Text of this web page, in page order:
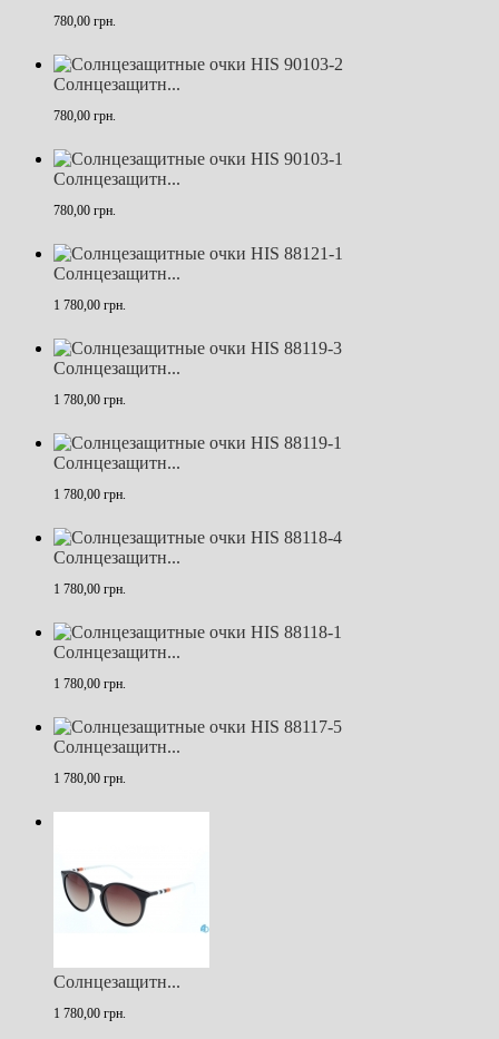
780,00 грн.
Солнцезащитн...
780,00 грн.
Солнцезащитн...
780,00 грн.
Солнцезащитн...
1 780,00 грн.
Солнцезащитн...
1 780,00 грн.
Солнцезащитн...
1 780,00 грн.
Солнцезащитн...
1 780,00 грн.
Солнцезащитн...
1 780,00 грн.
Солнцезащитн...
1 780,00 грн.
Солнцезащитн...
1 780,00 грн.